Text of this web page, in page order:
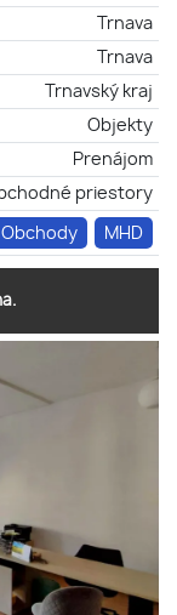
Trnava
Trnava
Trnavský kraj
Objekty
Prenájom
priestory
Obchody MHD